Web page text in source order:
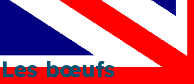
Les bœufs